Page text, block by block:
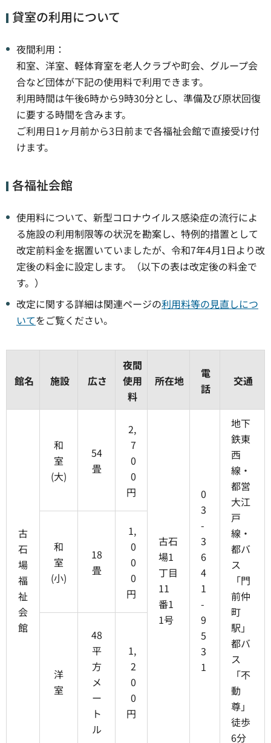
貸室の利用について
夜間利用：
和室、洋室、軽体育室を老人クラブや町会、グループ会
合など団体が下記の使用料で利用できます。
利用時間は午後6時から9時30分とし、準備及び原状回復
に要する時間を含みます。
ご利用日1ヶ月前から3日前まで各福祉会館で直接受け付
けます。
各福祉会館
使用料について、新型コロナウイルス感染症の流行によ
る施設の利用制限等の状況を勘案し、特例的措置として
改定前料金を据置いていましたが、令和7年4月1日より改
定後の料金に設定します。（以下の表は改定後の料金で
す。）
改定に関する詳細は関連ページの利用料等の見直しにつ
いてをご覧ください。
館名 施設 広さ
夜間
使用
料
所在地
電
話
交通
古
石
場
福
祉
会
館
和
室
(大)
54
畳
2,
7
0
0
円
古石
場1
丁目
11
番1
1号
0
3
-
3
6
4
1
-
9
5
3
1
地下
鉄東
西
線・
都営
大江
戸
線・
都バ
ス
「門
前仲
町
駅」
都バ
ス
「不
動
尊」
徒歩
6分
和
室
(小)
18
畳
1,
0
0
0
円
洋
室
48
平
方
メ
ー
ト
ル
1,
2
0
0
円